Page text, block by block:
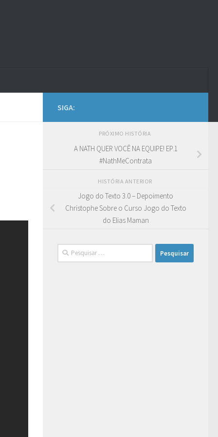
SIGA:
PRÓXIMO HISTÓRIA
A NATH QUER VOCÊ NA EQUIPE! EP.1
#NathMeContrata
HISTÓRIA ANTERIOR
Jogo do Texto 3.0 – Depoimento
Christophe Sobre o Curso Jogo do Texto
do Elias Maman
Pesquisar
por: